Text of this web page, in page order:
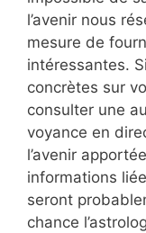
l’avenir nous
mesure de
intéressantes.
concrètes sur
consulter une
voyance en
l’avenir
informations
seront
chance